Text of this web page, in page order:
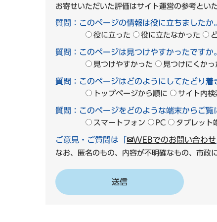
お寄せいただいた評価はサイト運営の参考とい
質問：このページの情報は役に立ちましたか。
役に立った 役に立たなかった
質問：このページは見つけやすかったですか。
見つけやすかった 見つけにくかっ
質問：このページはどのようにしてたどり着
トップページから順に サイト内検
質問：このページをどのような端末からご覧
スマートフォン PC タブレット
ご意見・ご質問は「 ✉WEBでのお問い合わせ
なお、匿名のもの、内容が不明確なもの、市